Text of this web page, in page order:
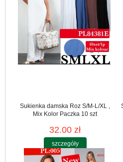
Sukienka damska Roz S/M-L/XL ,
Mix Kolor Paczka 10 szt
32.00 zł
szczegóły